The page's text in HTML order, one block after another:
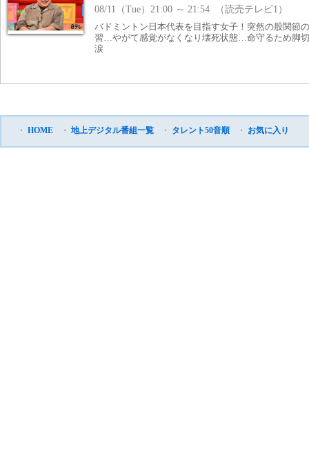
08/11（Tue）21:00 ～ 21:54 （読売テレビ1）
バドミントン日本代表を目指す女子！突然の股関節
習…やがて感覚がなくなり壊死状態…命守るため脚
涙
・ HOME ・ 地上デジタル番組一覧 ・ タレント50音順 ・ お気に入り